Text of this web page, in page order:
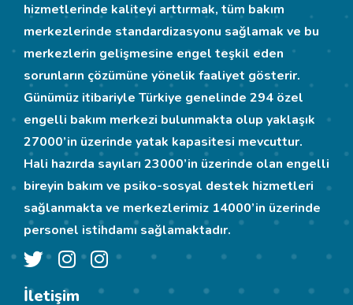
hizmetlerinde kaliteyi arttırmak, tüm bakım
merkezlerinde standardizasyonu sağlamak ve bu
merkezlerin gelişmesine engel teşkil eden
sorunların çözümüne yönelik faaliyet gösterir.
Günümüz itibariyle Türkiye genelinde 294 özel
engelli bakım merkezi bulunmakta olup yaklaşık
27000’in üzerinde yatak kapasitesi mevcuttur.
Hali hazırda sayıları 23000’in üzerinde olan engelli
bireyin bakım ve psiko-sosyal destek hizmetleri
sağlanmakta ve merkezlerimiz 14000’in üzerinde
personel istihdamı sağlamaktadır.
İletişim